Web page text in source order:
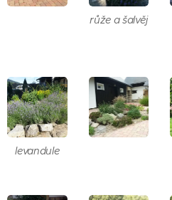
růže a šalvěj
levandule